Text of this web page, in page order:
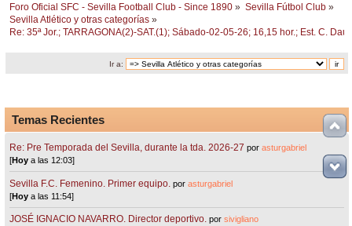
Foro Oficial SFC - Sevilla Football Club - Since 1890 » Sevilla Fútbol Club »
Sevilla Atlético y otras categorías »
Re: 35ª Jor.; TARRAGONA(2)-SAT.(1); Sábado-02-05-26; 16,15 hor.; Est. C.
Ir a:
Temas Recientes
Re: Pre Temporada del Sevilla, durante la tda. 2026-27 porasturgabriel
[Hoy a las 12:03]
Sevilla F.C. Femenino. Primer equipo. porasturgabriel
[Hoy a las 11:54]
JOSÉ IGNACIO NAVARRO. Director deportivo. porsivigliano